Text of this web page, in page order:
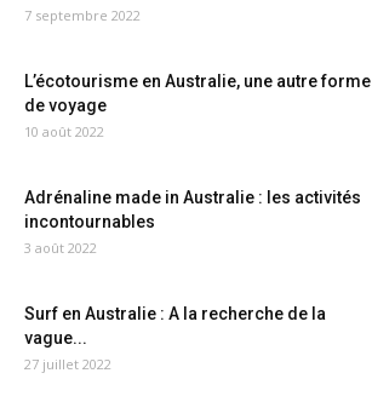
7 septembre 2022
L’écotourisme en Australie, une autre forme
de voyage
10 août 2022
Adrénaline made in Australie : les activités
incontournables
3 août 2022
Surf en Australie : A la recherche de la
vague...
27 juillet 2022